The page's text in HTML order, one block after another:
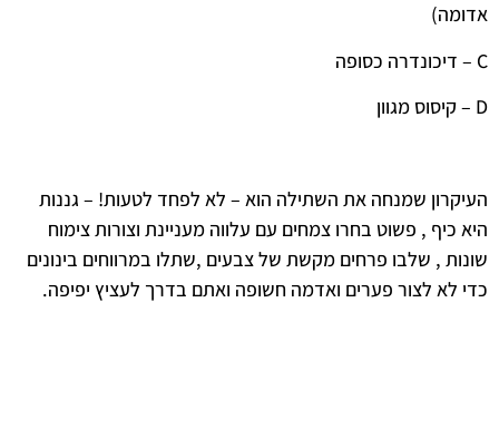
אדומה)
C – דיכונדרה כסופה
D – קיסוס מגוון
העיקרון שמנחה את השתילה הוא – לא לפחד לטעות! – גננות
היא כיף , פשוט בחרו צמחים עם עלווה מעניינת וצורות צימוח
שונות , שלבו פרחים מקשת של צבעים ,שתלו במרווחים בינונים
כדי לא לצור פערים ואדמה חשופה ואתם בדרך לעציץ יפיפה.